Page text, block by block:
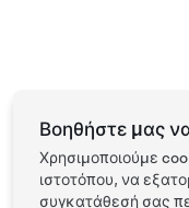
Βοηθήστε μας
Χρησιμοποιούμε
ιστοτόπου, να
συγκατάθεσή σας